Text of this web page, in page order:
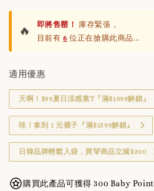
price
🔥 即將售罄！
庫存緊張，
目前有6 位正在搶購此商品...
適用優惠
天啊！$99夏日涼感素T『滿$1999解鎖』
哇！拿到 1 元襪子『滿$1599解鎖』
日韓品牌輕鬆入袋，買🐻商品立減$200
購買此產品可獲得 300 Baby Point